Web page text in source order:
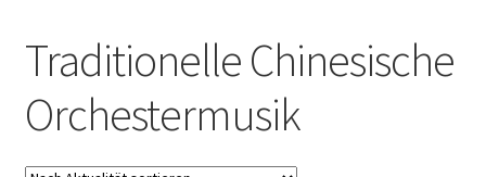
Musiknoten
Buch
Traditionelle Chinesische
Orchestermusik